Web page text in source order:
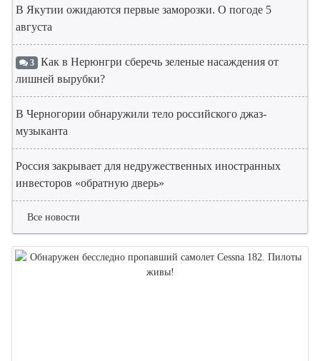
В Якутии ожидаются первые заморозки. О погоде 5
августа
3 Как в Нерюнгри сберечь зеленые насаждения от
лишней вырубки?
В Черногории обнаружили тело российского джаз-
музыканта
Россия закрывает для недружественных иностранных
инвесторов «обратную дверь»
Все новости